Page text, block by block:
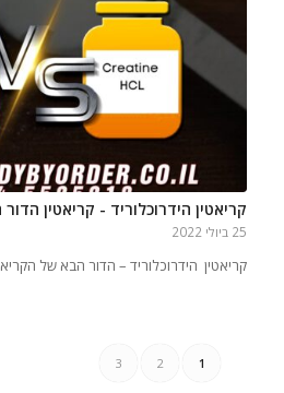
קריאטין הידרוכלוריד - קריאטין
25 ביולי 2022
קריאטין הידרוכלוריד – הדור הבא של
1
2
3